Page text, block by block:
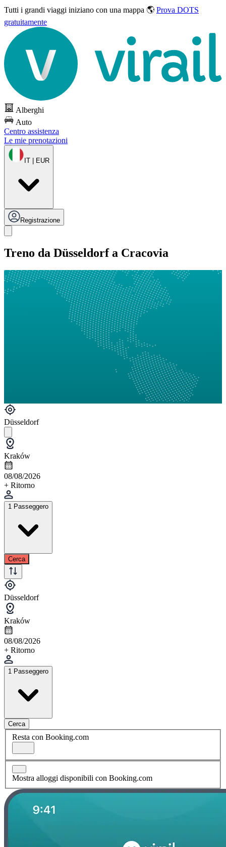
Tutti i grandi viaggi iniziano con una mappa 🌎 Prova DOTS
gratuitamente
Alberghi
Auto
Centro assistenza
Le mie prenotazioni
IT | EUR
Registrazione
Treno da Düsseldorf a Cracovia
Düsseldorf
Kraków
08/08/2026
+ Ritorno
1 Passeggero
Cerca
Düsseldorf
Kraków
08/08/2026
+ Ritorno
1 Passeggero
Cerca
Resta con Booking.com
Mostra alloggi disponibili con Booking.com